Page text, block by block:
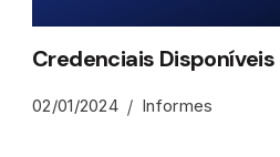
Credenciais
02/01/2024 Informes